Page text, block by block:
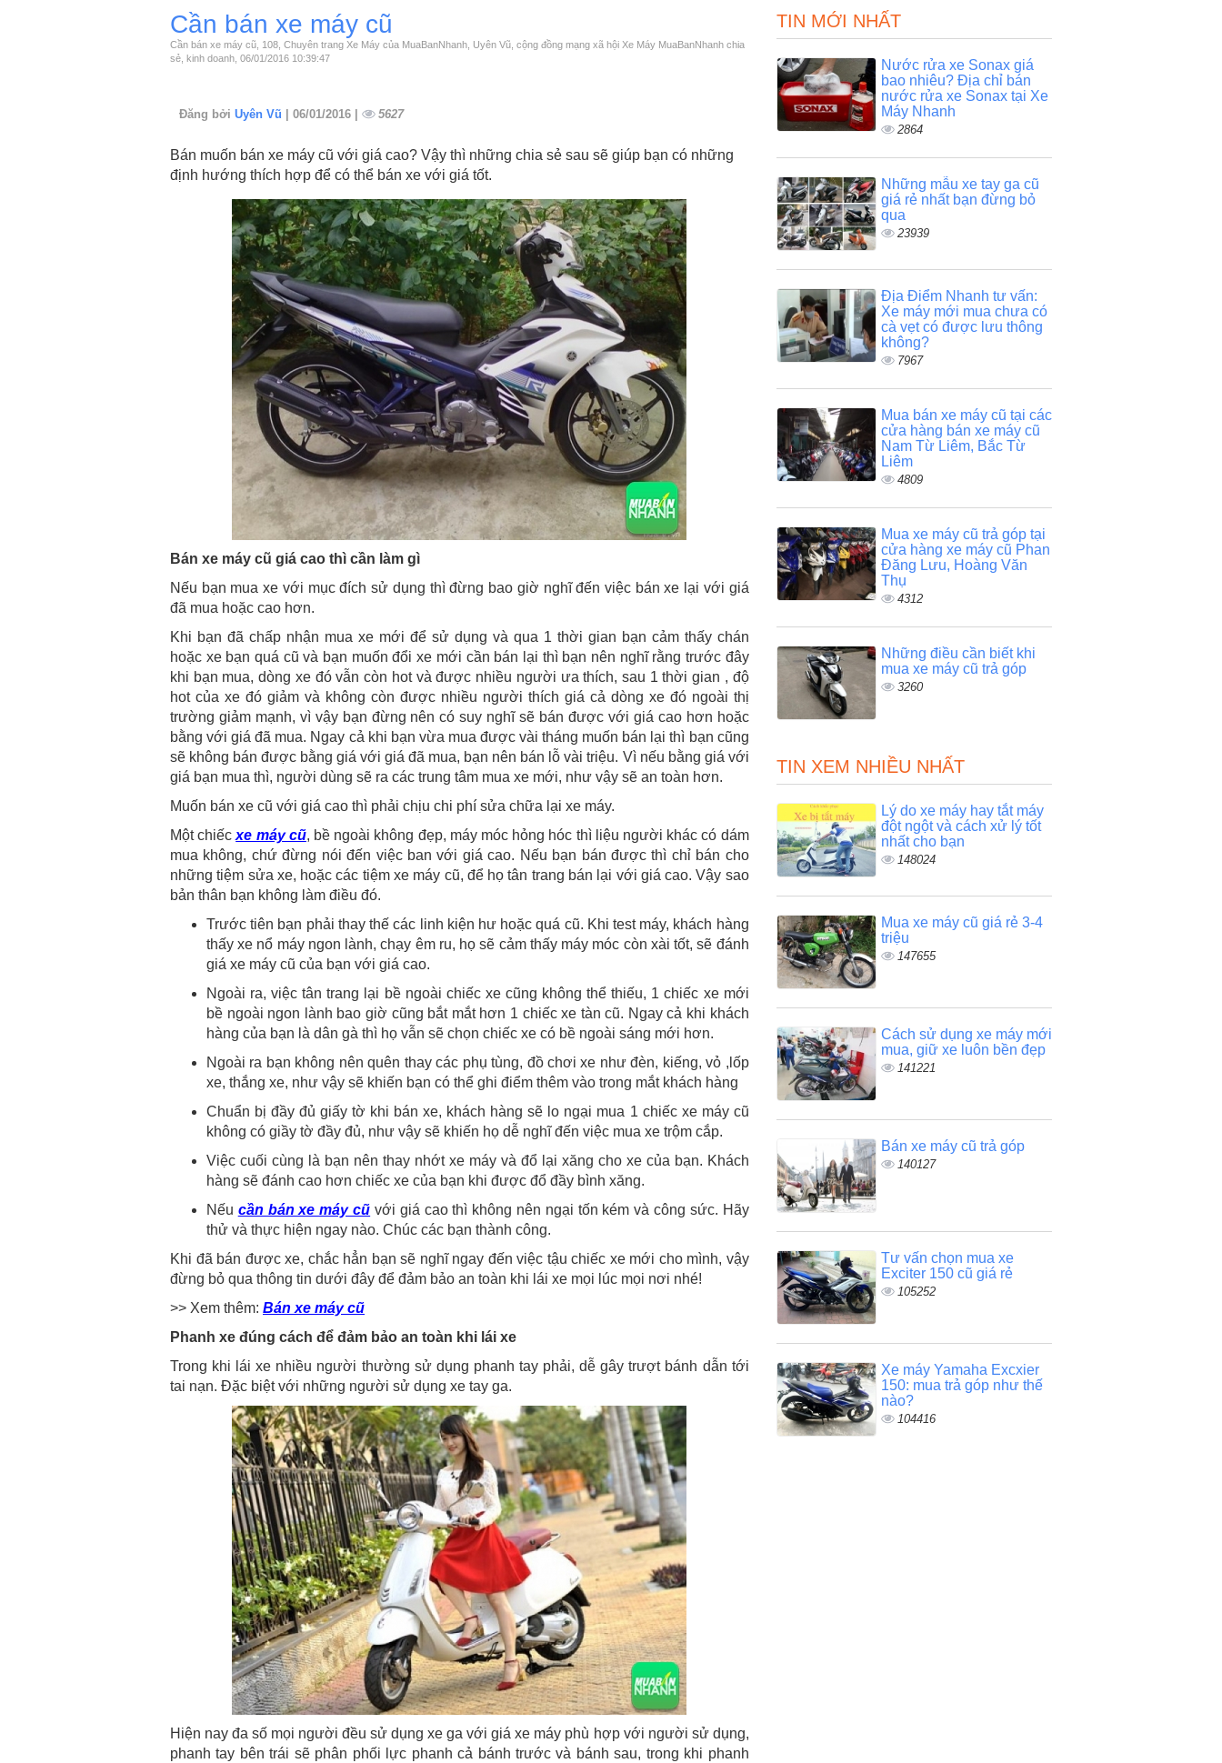
Cần bán xe máy cũ
Cần bán xe máy cũ, 108, Chuyên trang Xe Máy của MuaBanNhanh, Uyên Vũ, cộng đồng mạng xã hội Xe Máy MuaBanNhanh chia
sẻ, kinh doanh, 06/01/2016 10:39:47
Đăng bởi Uyên Vũ | 06/01/2016 | 5627
Bán muốn bán xe máy cũ với giá cao? Vậy thì những chia sẻ sau sẽ giúp bạn có những
định hướng thích hợp để có thể bán xe với giá tốt.
Bán xe máy cũ giá cao thì cần làm gì
Nếu bạn mua xe với mục đích sử dụng thì đừng bao giờ nghĩ đến việc bán xe lại với giá
đã mua hoặc cao hơn.
Khi bạn đã chấp nhận mua xe mới để sử dụng và qua 1 thời gian bạn cảm thấy chán
hoặc xe bạn quá cũ và bạn muốn đổi xe mới cần bán lại thì bạn nên nghĩ rằng trước đây
khi bạn mua, dòng xe đó vẫn còn hot và được nhiều người ưa thích, sau 1 thời gian , độ
hot của xe đó giảm và không còn được nhiều người thích giá cả dòng xe đó ngoài thị
trường giảm mạnh, vì vậy bạn đừng nên có suy nghĩ sẽ bán được với giá cao hơn hoặc
bằng với giá đã mua. Ngay cả khi bạn vừa mua được vài tháng muốn bán lại thì bạn cũng
sẽ không bán được bằng giá với giá đã mua, bạn nên bán lỗ vài triệu. Vì nếu bằng giá với
giá bạn mua thì, người dùng sẽ ra các trung tâm mua xe mới, như vậy sẽ an toàn hơn.
Muốn bán xe cũ với giá cao thì phải chịu chi phí sửa chữa lại xe máy.
Một chiếcxe máy cũ, bề ngoài không đẹp, máy móc hỏng hóc thì liệu người khác có dám
mua không, chứ đừng nói đến việc ban với giá cao. Nếu bạn bán được thì chỉ bán cho
những tiệm sửa xe, hoặc các tiệm xe máy cũ, để họ tân trang bán lại với giá cao. Vậy sao
bản thân bạn không làm điều đó.
Trước tiên bạn phải thay thế các linh kiện hư hoặc quá cũ. Khi test máy, khách hàng
thấy xe nổ máy ngon lành, chạy êm ru, họ sẽ cảm thấy máy móc còn xài tốt, sẽ đánh
giá xe máy cũ của bạn với giá cao.
Ngoài ra, việc tân trang lại bề ngoài chiếc xe cũng không thể thiếu, 1 chiếc xe mới
bề ngoài ngon lành bao giờ cũng bắt mắt hơn 1 chiếc xe tàn cũ. Ngay cả khi khách
hàng của bạn là dân gà thì họ vẫn sẽ chọn chiếc xe có bề ngoài sáng mới hơn.
Ngoài ra bạn không nên quên thay các phụ tùng, đồ chơi xe như đèn, kiếng, vỏ ,lốp
xe, thắng xe, như vậy sẽ khiến bạn có thể ghi điểm thêm vào trong mắt khách hàng
Chuẩn bị đầy đủ giấy tờ khi bán xe, khách hàng sẽ lo ngại mua 1 chiếc xe máy cũ
không có giầy tờ đầy đủ, như vậy sẽ khiến họ dễ nghĩ đến việc mua xe trộm cắp.
Việc cuối cùng là bạn nên thay nhớt xe máy và đổ lại xăng cho xe của bạn. Khách
hàng sẽ đánh cao hơn chiếc xe của bạn khi được đổ đầy bình xăng.
Nếu cần bán xe máy cũ với giá cao thì không nên ngại tốn kém và công sức. Hãy
thử và thực hiện ngay nào. Chúc các bạn thành công.
Khi đã bán được xe, chắc hẳn bạn sẽ nghĩ ngay đến việc tậu chiếc xe mới cho mình, vậy
đừng bỏ qua thông tin dưới đây để đảm bảo an toàn khi lái xe mọi lúc mọi nơi nhé!
>> Xem thêm: Bán xe máy cũ
Phanh xe đúng cách để đảm bảo an toàn khi lái xe
Trong khi lái xe nhiều người thường sử dụng phanh tay phải, dễ gây trượt bánh dẫn tới
tai nạn. Đặc biệt với những người sử dụng xe tay ga.
Hiện nay đa số mọi người đều sử dụng xe ga với giá xe máy phù hợp với người sử dụng,
phanh tay bên trái sẽ phân phối lực phanh cả bánh trước và bánh sau, trong khi phanh
TIN MỚI NHẤT
Nước rửa xe Sonax giá
bao nhiêu? Địa chỉ bán
nước rửa xe Sonax tại Xe
Máy Nhanh
2864
Những mẫu xe tay ga cũ
giá rẻ nhất bạn đừng bỏ
qua
23939
Địa Điểm Nhanh tư vấn:
Xe máy mới mua chưa có
cà vẹt có được lưu thông
không?
7967
Mua bán xe máy cũ tại các
cửa hàng bán xe máy cũ
Nam Từ Liêm, Bắc Từ
Liêm
4809
Mua xe máy cũ trả góp tại
cửa hàng xe máy cũ Phan
Đăng Lưu, Hoàng Văn
Thụ
4312
Những điều cần biết khi
mua xe máy cũ trả góp
3260
TIN XEM NHIỀU NHẤT
Lý do xe máy hay tắt máy
đột ngột và cách xử lý tốt
nhất cho bạn
148024
Mua xe máy cũ giá rẻ 3-4
triệu
147655
Cách sử dụng xe máy mới
mua, giữ xe luôn bền đẹp
141221
Bán xe máy cũ trả góp
140127
Tư vấn chọn mua xe
Exciter 150 cũ giá rẻ
105252
Xe máy Yamaha Excxier
150: mua trả góp như thế
nào?
104416